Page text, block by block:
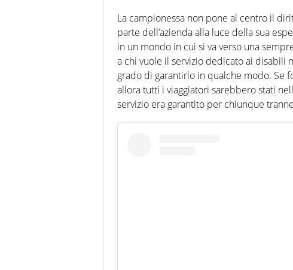
La campionessa non pone al centro il
parte dell’azienda alla luce della sua
in un mondo in cui si va verso una
a chi vuole il servizio dedicato ai disabili
grado di garantirlo in qualche modo. Se
allora tutti i viaggiatori sarebbero stati
servizio era garantito per chiunque